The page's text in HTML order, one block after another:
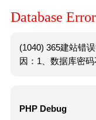
Database Error
(1040) 365建站错
因：1、数据库密码
PHP Debug